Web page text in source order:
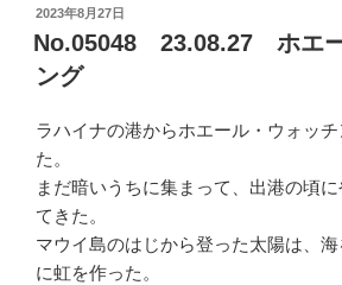
投
稿
日:
2023年8月27日
No.05048 23.08.27 ホエ
ング
ラハイナの港からホエール・ウォッ
た。
まだ暗いうちに集まって、出港の頃
てきた。
マウイ島のはじから登った太陽は、
に虹を作った。